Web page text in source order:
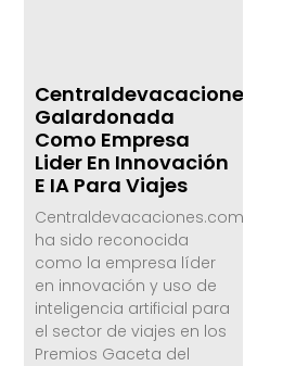
Centraldevacaciones.com
Galardonada
Como Empresa
Lider En Innovación
E IA Para Viajes
Centraldevacaciones.com
ha sido reconocida
como la empresa líder
en innovación y uso de
inteligencia artificial para
el sector de viajes en los
Premios Gaceta del